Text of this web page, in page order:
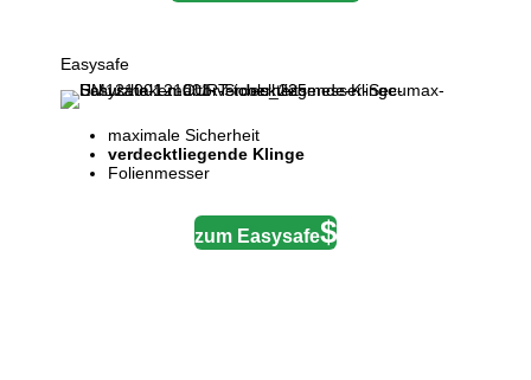
Easysafe
maximale Sicherheit
verdecktliegende Klinge
Folienmesser
zum Easysafe